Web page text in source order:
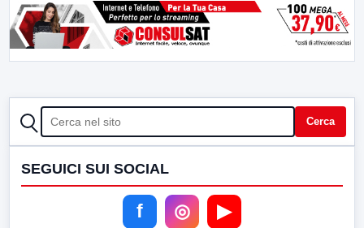
CERCA Cerca
SEGUICI SUI SOCIAL
f ◎ ▶